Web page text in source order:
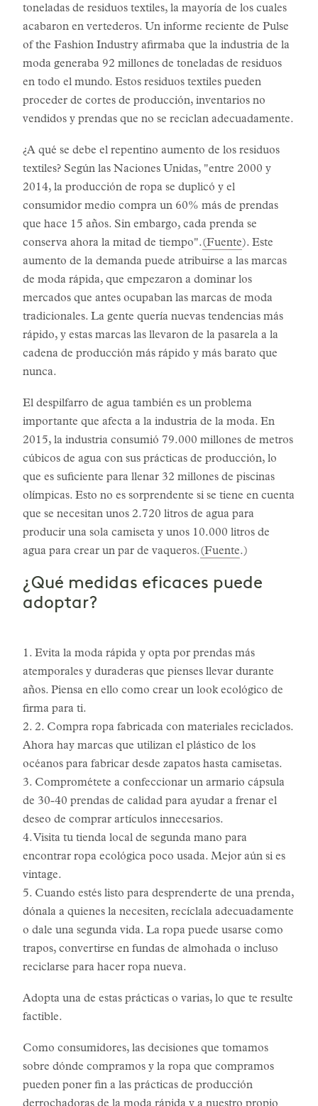
toneladas de residuos textiles, la mayoría de los cuales
acabaron en vertederos. Un informe reciente de Pulse
of the Fashion Industry afirmaba que la industria de la
moda generaba 92 millones de toneladas de residuos
en todo el mundo. Estos residuos textiles pueden
proceder de cortes de producción, inventarios no
vendidos y prendas que no se reciclan adecuadamente.
¿A qué se debe el repentino aumento de los residuos
textiles? Según las Naciones Unidas, "entre 2000 y
2014, la producción de ropa se duplicó y el
consumidor medio compra un 60% más de prendas
que hace 15 años. Sin embargo, cada prenda se
conserva ahora la mitad de tiempo".(Fuente). Este
aumento de la demanda puede atribuirse a las marcas
de moda rápida, que empezaron a dominar los
mercados que antes ocupaban las marcas de moda
tradicionales. La gente quería nuevas tendencias más
rápido, y estas marcas las llevaron de la pasarela a la
cadena de producción más rápido y más barato que
nunca.
El despilfarro de agua también es un problema
importante que afecta a la industria de la moda. En
2015, la industria consumió 79.000 millones de metros
cúbicos de agua con sus prácticas de producción, lo
que es suficiente para llenar 32 millones de piscinas
olímpicas. Esto no es sorprendente si se tiene en cuenta
que se necesitan unos 2.720 litros de agua para
producir una sola camiseta y unos 10.000 litros de
agua para crear un par de vaqueros.(Fuente.)
¿Qué medidas eficaces puede
adoptar?
1. Evita la moda rápida y opta por prendas más
atemporales y duraderas que pienses llevar durante
años. Piensa en ello como crear un look ecológico de
firma para ti.
2. 2. Compra ropa fabricada con materiales reciclados.
Ahora hay marcas que utilizan el plástico de los
océanos para fabricar desde zapatos hasta camisetas.
3. Comprométete a confeccionar un armario cápsula
de 30-40 prendas de calidad para ayudar a frenar el
deseo de comprar artículos innecesarios.
4. Visita tu tienda local de segunda mano para
encontrar ropa ecológica poco usada. Mejor aún si es
vintage.
5. Cuando estés listo para desprenderte de una prenda,
dónala a quienes la necesiten, recíclala adecuadamente
o dale una segunda vida. La ropa puede usarse como
trapos, convertirse en fundas de almohada o incluso
reciclarse para hacer ropa nueva.
Adopta una de estas prácticas o varias, lo que te resulte
factible.
Como consumidores, las decisiones que tomamos
sobre dónde compramos y la ropa que compramos
pueden poner fin a las prácticas de producción